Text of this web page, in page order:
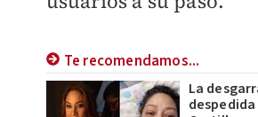
Te recomendamos...
La